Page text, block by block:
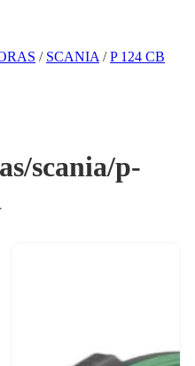
/ SCANIA /P 124 CB
scania/p-